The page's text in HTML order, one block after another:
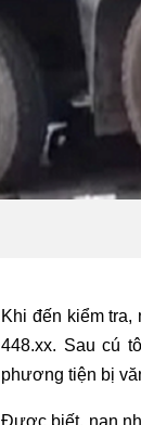
Khi đến kiểm
448.xx. Sau cú
phương tiện bị